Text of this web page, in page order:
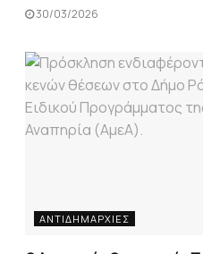
30/03/2026
ΑΝΤΙΔΗΜΑΡΧΊΕΣ